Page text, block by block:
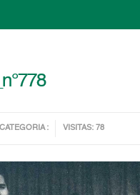
CATEGORIA : VISITAS: 78